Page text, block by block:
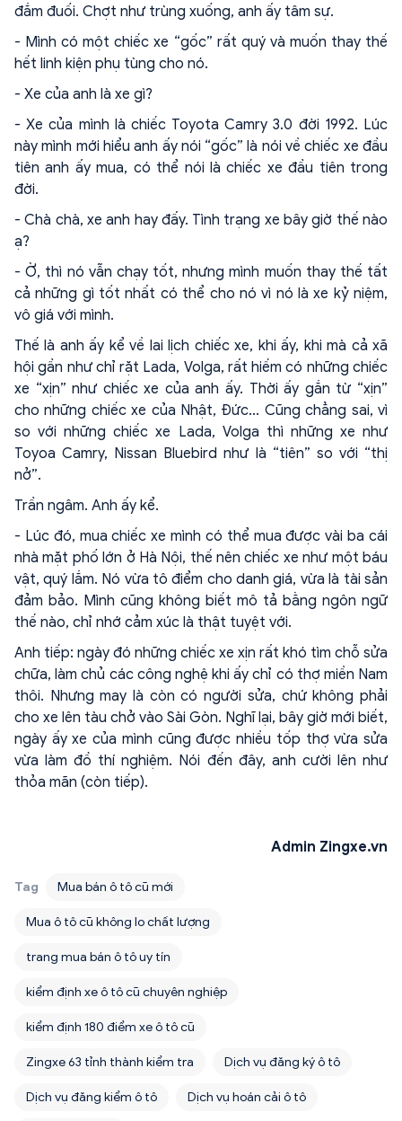
đắm đuối. Chợt như trùng xuống, anh ấy tâm sự.
- Mình có một chiếc xe “gốc” rất quý và muốn thay thế
hết linh kiện phụ tùng cho nó.
- Xe của anh là xe gì?
- Xe của mình là chiếc Toyota Camry 3.0 đời 1992. Lúc
này mình mới hiểu anh ấy nói “gốc” là nói về chiếc xe đầu
tiên anh ấy mua, có thể nói là chiếc xe đầu tiên trong
đời.
- Chà chà, xe anh hay đấy. Tình trạng xe bây giờ thế nào
ạ?
- Ờ, thì nó vẫn chạy tốt, nhưng mình muốn thay thế tất
cả những gì tốt nhất có thể cho nó vì nó là xe kỷ niệm,
vô giá với mình.
Thế là anh ấy kể về lai lịch chiếc xe, khi ấy, khi mà cả xã
hội gần như chỉ rặt Lada, Volga, rất hiếm có những chiếc
xe “xịn” như chiếc xe của anh ấy. Thời ấy gắn từ “xịn”
cho những chiếc xe của Nhật, Đức... Cũng chẳng sai, vì
so với những chiếc xe Lada, Volga thì những xe như
Toyoa Camry, Nissan Bluebird như là “tiên” so với “thị
nở”.
Trần ngâm. Anh ấy kể.
- Lúc đó, mua chiếc xe mình có thể mua được vài ba cái
nhà mặt phố lớn ở Hà Nội, thế nên chiếc xe như một báu
vật, quý lắm. Nó vừa tô điểm cho danh giá, vừa là tài sản
đảm bảo. Mình cũng không biết mô tả bằng ngôn ngữ
thế nào, chỉ nhớ cảm xúc là thật tuyệt với.
Anh tiếp: ngày đó những chiếc xe xịn rất khó tìm chỗ sửa
chữa, làm chủ các công nghệ khi ấy chỉ có thợ miền Nam
thôi. Nhưng may là còn có người sửa, chứ không phải
cho xe lên tàu chở vào Sài Gòn. Nghĩ lại, bây giờ mới biết,
ngày ấy xe của mình cũng được nhiều tốp thợ vừa sửa
vừa làm đồ thí nghiệm. Nói đến đây, anh cười lên như
thỏa mãn (còn tiếp).
Admin Zingxe.vn
Tag Mua bán ô tô cũ mới
Mua ô tô cũ không lo chất lượng
trang mua bán ô tô uy tín
kiểm định xe ô tô cũ chuyên nghiệp
kiểm định 180 điểm xe ô tô cũ
Zingxe 63 tỉnh thành kiểm tra Dịch vụ đăng ký ô tô
Dịch vụ đăng kiểm ô tô Dịch vụ hoán cải ô tô